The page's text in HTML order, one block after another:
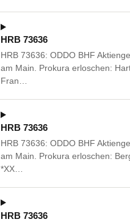
HRB 73636
HRB 73636: ODDO BHF
am Main. Prokura erloschen:
Fran…
HRB 73636
HRB 73636: ODDO BHF
am Main. Prokura erloschen:
*XX…
HRB 73636